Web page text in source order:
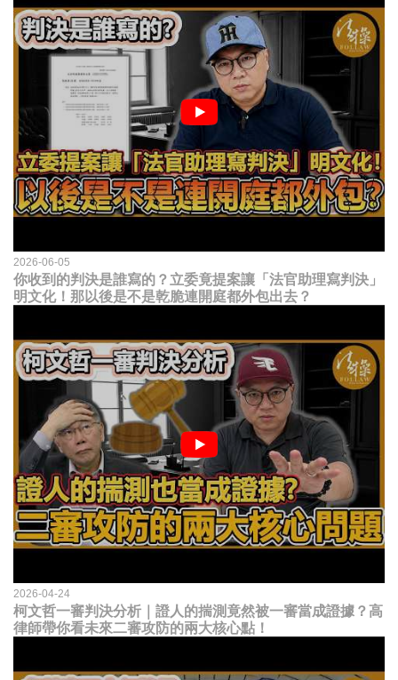
2026-06-05
你收到的判決是誰寫的？立委竟提案讓「法官助理寫判決」
明文化！那以後是不是乾脆連開庭都外包出去？
2026-04-24
柯文哲一審判決分析｜證人的揣測竟然被一審當成證據？高
律師帶你看未來二審攻防的兩大核心點！